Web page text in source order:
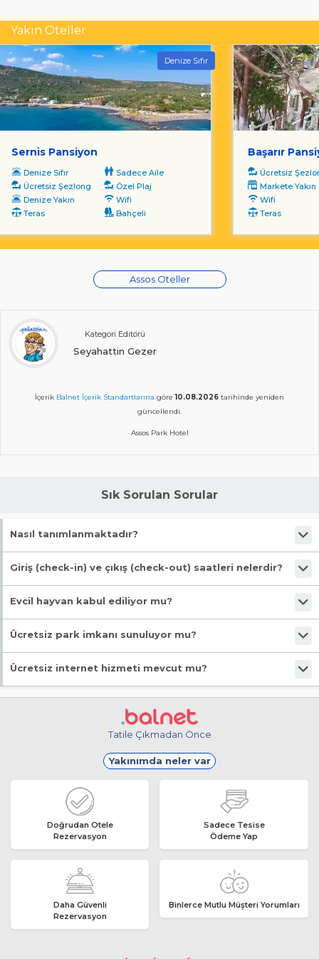
Yakın Oteller
Denize Sıfır
Sernis Pansiyon
Denize Sıfır
Sadece Aile
Ücretsiz Şezlong
Özel Plaj
Denize Yakın
Wifi
Teras
Bahçeli
Başarır
Ücretsiz
Markete Yakın
Wifi
Teras
Assos Oteller
Kategori Editörü
Seyahattin Gezer
İçerik Balnet İçerik Standartlarına göre10.08.2026 tarihinde yeniden
güncellendi.
Assos Park Hotel
Sık Sorulan Sorular
Nasıl tanımlanmaktadır?
Tesis Otel statüsündedir. Öne çıkan özellikleri "Denize Sıfır, Ücretsiz
Giriş (check-in) ve çıkış (check-out) saatleri nelerdir?
Giriş en erken 14:00, çıkış en geç 12:00 saatindedir.
Evcil hayvan kabul ediliyor mu?
Malesef, evcil hayvan kabul edilmiyor!
Ücretsiz park imkanı sunuluyor mu?
Evet, ücretsiz park imkanı mevcut.
Ücretsiz internet hizmeti mevcut mu?
Evet, ücretsiz internet hizmeti sunuluyor.
Tatile Çıkmadan Önce
Yakınımda neler var
Doğrudan Otele
Rezervasyon
Sadece Tesise
Ödeme Yap
Daha Güvenli
Rezervasyon
Binlerce Mutlu Müşteri Yorumları